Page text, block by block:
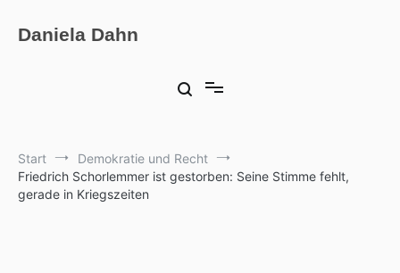
Inhalt
springen
Daniela Dahn
Start
Demokratie und Recht
Friedrich Schorlemmer ist gestorben: Seine Stimme fehlt,
gerade in Kriegszeiten